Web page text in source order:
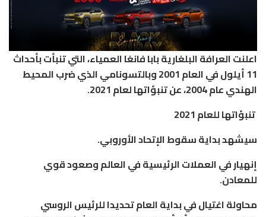
اعلنت العرافة البلغارية بابا فانغا العمياء، التي تنبأت بأحداث
11 أيلول في العام 2001 وبالتسونامي الذي ضرب المحيط
الهندي عام 2004، عن تنبؤاتها لعام 2021.
تنبؤاتها للعام 2021
سيشهد بداية سقوط الإتحاد الأوروبي.
إنهيار في العملات الرئيسية في العالم وصعود قوي
للمعادن.
محاولة اغتيال في بداية العام تحديدا للرئيس الروسي